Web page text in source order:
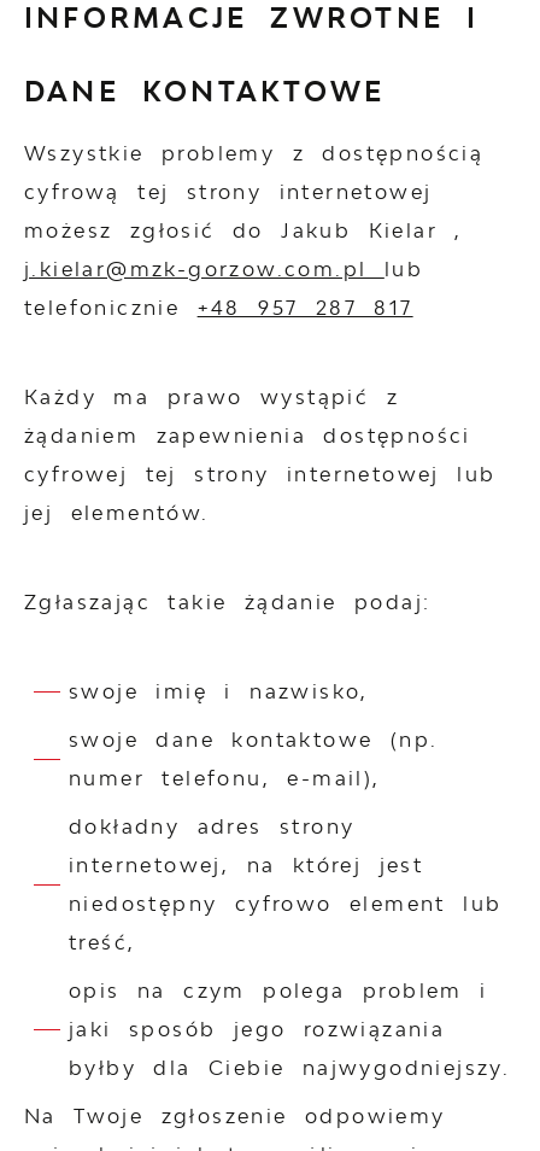
INFORMACJE ZWROTNE I
DANE KONTAKTOWE
Wszystkie problemy z dostępnością
cyfrową tej strony internetowej
możesz zgłosić doJakub Kielar,
j.kielar@mzk-gorzow.com.pl lub
telefonicznie +48 957 287 817
Każdy ma prawo wystąpić z
żądaniem zapewnienia dostępności
cyfrowej tej strony internetowej lub
jej elementów.
Zgłaszając takie żądanie podaj:
swoje imię i nazwisko,
swoje dane kontaktowe (np.
numer telefonu, e-mail),
dokładny adres strony
internetowej, na której jest
niedostępny cyfrowo element lub
treść,
opis na czym polega problem i
jaki sposób jego rozwiązania
byłby dla Ciebie najwygodniejszy.
Na Twoje zgłoszenie odpowiemy